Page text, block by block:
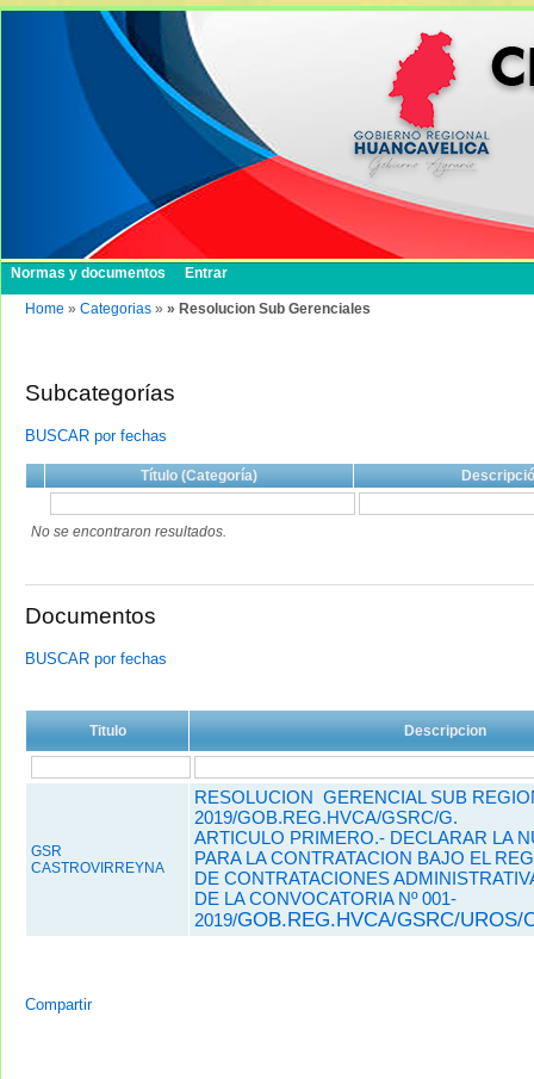
Normas y documentos Entrar
Home » Categorias » » Resolucion Sub Gerenciales
Subcategorías
BUSCAR por fechas
Título (Categoría)
No se encontraron resultados.
Documentos
BUSCAR por fechas
Titulo Descripcion
GSR
CASTROVIRREYNA
RESOLUCION GERENCIAL SUB
2019/GOB.REG.HVCA/GSRC/G.
ARTICULO PRIMERO.- DECLARAR LA
PARA LA CONTRATACION BAJO EL
DE CONTRATACIONES
DE LA CONVOCATORIA Nº 001-
2019/GOB.REG.HVCA/GSRC/UROS/
Compartir